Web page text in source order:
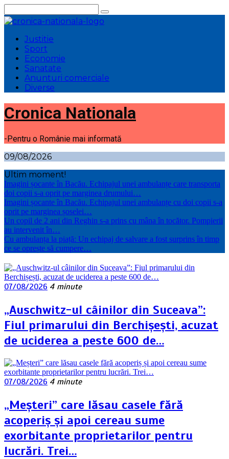
la
conținut
Justitie
Sport
Economie
Sanatate
Anunturi comerciale
Diverse
Cronica Nationala
-Pentru o Românie mai informată
09/08/2026
Ultim moment!
Imagini șocante în Bacău. Echipajul unei ambulanțe care transporta
doi copii s-a oprit pe marginea drumului…
Imagini șocante în Bacău. Echipajul unei ambulanțe cu doi copii s-a
oprit pe marginea șoselei…
Un copil de 2 ani din Reghin s-a prins cu mâna în tocător. Pompierii
au intervenit în…
Cu ambulanța la piață: Un echipaj de salvare a fost surprins în timp
ce se oprește să cumpere…
07/08/2026 4 minute
„Auschwitz-ul câinilor din Suceava”:
Fiul primarului din Berchișești, acuzat
de uciderea a peste 600 de…
07/08/2026 4 minute
„Meșteri” care lăsau casele fără
acoperiș și apoi cereau sume
exorbitante proprietarilor pentru
lucrări. Trei…